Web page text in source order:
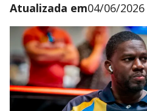
Atualizada em04/06/2026